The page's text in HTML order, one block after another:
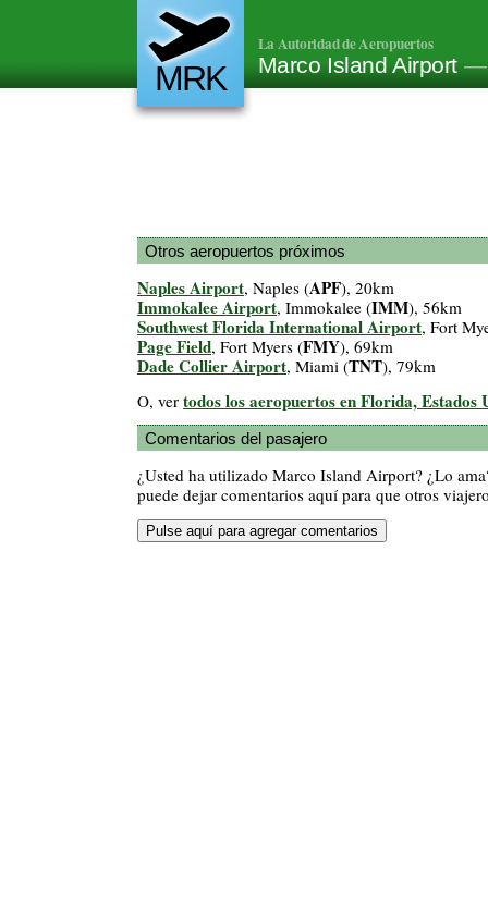
MRK
La Autoridad de Aeropuertos
Marco Island Airport —
Otros aeropuertos próximos
Naples Airport, Naples (APF), 20km
Immokalee Airport, Immokalee (IMM), 56km
Southwest Florida International Airport, Fort
Page Field, Fort Myers (FMY), 69km
Dade Collier Airport, Miami (TNT), 79km
O, ver todos los aeropuertos en Florida, Estados
Comentarios del pasajero
¿Usted ha utilizado Marco Island Airport? ¿Lo
puede dejar comentarios aquí para que otros